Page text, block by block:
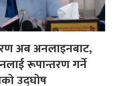
अब अनलाइनबाट,
रूपान्तरण गर्ने
उद्घोष